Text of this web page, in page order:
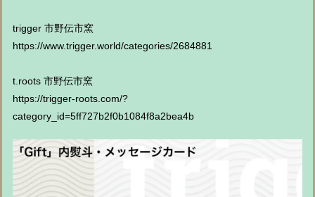
trigger 市野伝市窯
https://www.trigger.world/categories/2684881
t.roots 市野伝市窯
https://trigger-roots.com/?
category_id=5ff727b2f0b1084f8a2bea4b